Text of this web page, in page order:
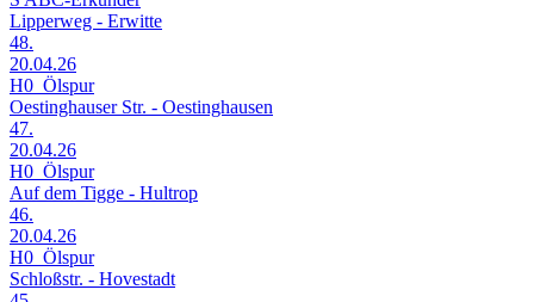
Lipperweg - Erwitte
48.
20.04.26
H0_Ölspur
Oestinghauser Str. - Oestinghausen
47.
20.04.26
H0_Ölspur
Auf dem Tigge - Hultrop
46.
20.04.26
H0_Ölspur
Schloßstr. - Hovestadt